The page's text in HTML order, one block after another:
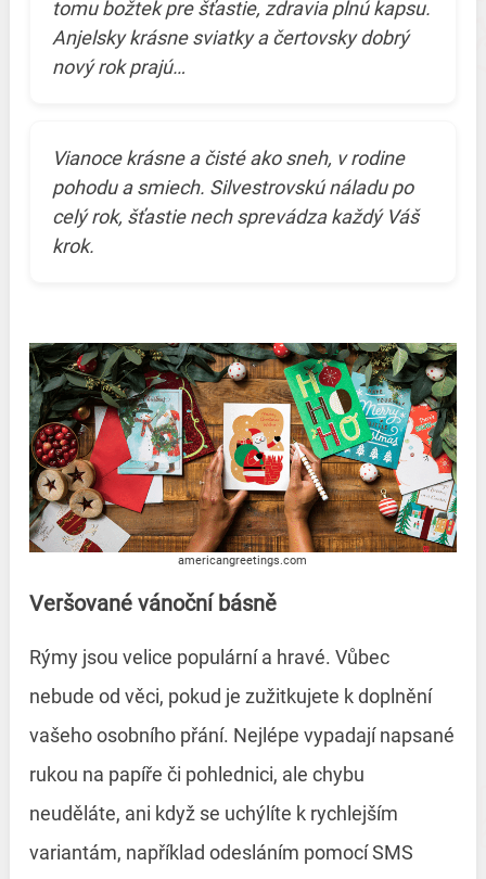
tomu božtek pre šťastie, zdravia plnú kapsu.
Anjelsky krásne sviatky a čertovsky dobrý
nový rok prajú…
Vianoce krásne a čisté ako sneh, v rodine
pohodu a smiech. Silvestrovskú náladu po
celý rok, šťastie nech sprevádza každý Váš
krok.
americangreetings.com
Veršované vánoční básně
Rýmy jsou velice populární a hravé. Vůbec
nebude od věci, pokud je zužitkujete k doplnění
vašeho osobního přání. Nejlépe vypadají napsané
rukou na papíře či pohlednici, ale chybu
neuděláte, ani když se uchýlíte k rychlejším
variantám, například odesláním pomocí SMS